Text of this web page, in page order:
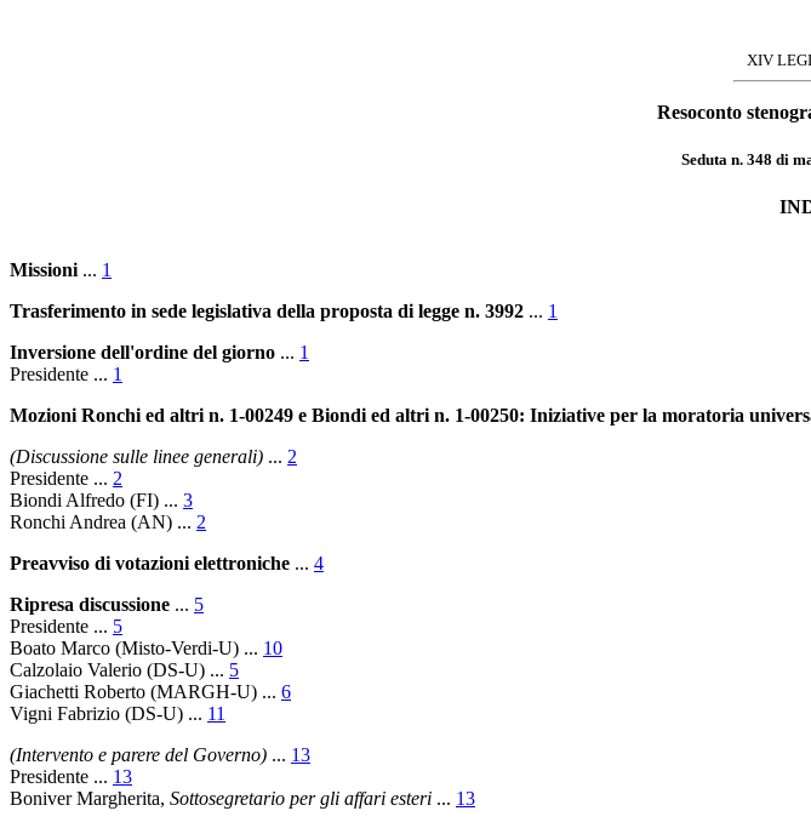
XIV
Resoconto
Seduta n. 348 di
Missioni ... 1
Trasferimento in sede legislativa della proposta di legge n. 3992 ... 1
Inversione dell'ordine del giorno ... 1
Presidente ... 1
Mozioni Ronchi ed altri n. 1-00249 e Biondi ed altri n. 1-00250: Iniziative per la moratoria
(Discussione sulle linee generali) ... 2
Presidente ... 2
Biondi Alfredo (FI) ... 3
Ronchi Andrea (AN) ... 2
Preavviso di votazioni elettroniche ... 4
Ripresa discussione ... 5
Presidente ... 5
Boato Marco (Misto-Verdi-U) ... 10
Calzolaio Valerio (DS-U) ... 5
Giachetti Roberto (MARGH-U) ... 6
Vigni Fabrizio (DS-U) ... 11
(Intervento e parere del Governo) ... 13
Presidente ... 13
Boniver Margherita, Sottosegretario per gli affari esteri ... 13